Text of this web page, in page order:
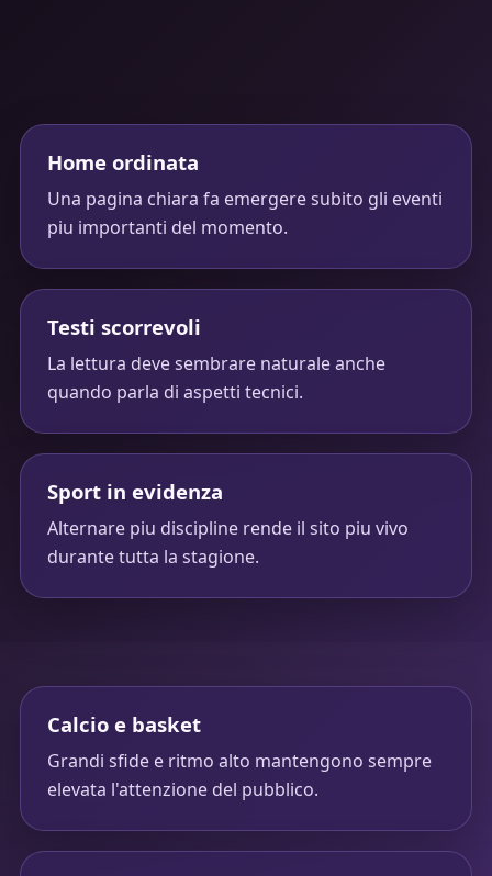
Home ordinata
Una pagina chiara fa emergere subito gli eventi
piu importanti del momento.
Testi scorrevoli
La lettura deve sembrare naturale anche
quando parla di aspetti tecnici.
Sport in evidenza
Alternare piu discipline rende il sito piu vivo
durante tutta la stagione.
Calcio e basket
Grandi sfide e ritmo alto mantengono sempre
elevata l'attenzione del pubblico.